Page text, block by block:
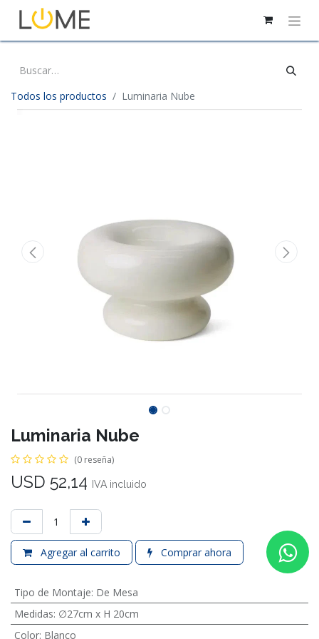
Todos los productos Luminaria Nube
Luminaria Nube
(0 reseña)
USD 52,14 IVA incluido
Agregar al carrito Comprar ahora
Tipo de Montaje: De Mesa
Medidas: ∅27cm x H 20cm
Color: Blanco